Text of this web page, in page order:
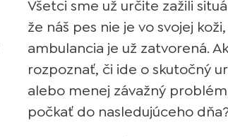
Všetci sme už určite zažili
že náš pes nie je vo svojej
ambulancia je už zatvorená.
rozpoznať, či ide o skutočný
alebo menej závažný
počkať do nasledujúceho